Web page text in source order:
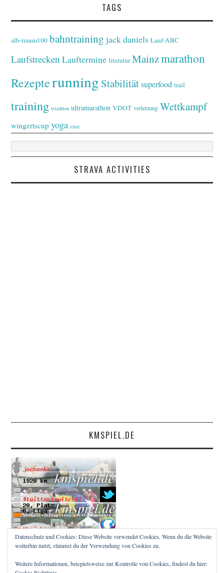
TAGS
alb-traum100 bahntraining jack daniels Lauf-ABC
Laufstrecken Lauftermine literatur Mainzmarathon
Rezepterunning Stabilität superfood trail
training triathlon ultramarathon VDOT verletzung Wettkampf
wingertscup yoga zitat
STRAVA ACTIVITIES
KMSPIEL.DE
Datenschutz und Cookies: Diese Website verwendet Cookies. Wenn du die Website
weiterhin nutzt, stimmst du der Verwendung von Cookies zu.
Weitere Informationen, beispielsweise zur Kontrolle von Cookies, findest du hier: